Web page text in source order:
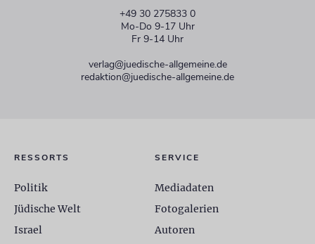
+49 30 275833 0
Mo-Do 9-17 Uhr
Fr 9-14 Uhr
verlag@juedische-allgemeine.de
redaktion@juedische-allgemeine.de
RESSORTS
Politik
Jüdische Welt
Israel
SERVICE
Mediadaten
Fotogalerien
Autoren